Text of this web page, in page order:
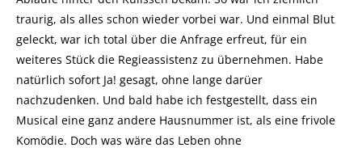
traurig, als alles schon wieder vorbei war. Und einmal Blut
geleckt, war ich total über die Anfrage erfreut, für ein
weiteres Stück die Regieassistenz zu übernehmen. Habe
natürlich sofort Ja! gesagt, ohne lange darüer
nachzudenken. Und bald habe ich festgestellt, dass ein
Musical eine ganz andere Hausnummer ist, als eine frivole
Komödie. Doch was wäre das Leben ohne